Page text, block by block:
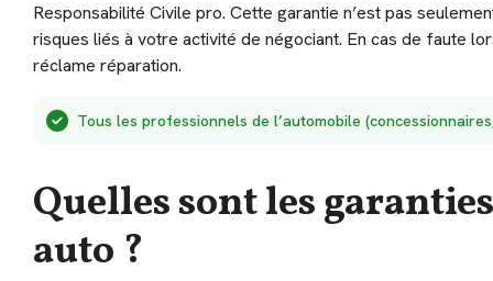
Responsabilité Civile pro. Cette garantie n’est pas
risques liés à votre activité de négociant. En cas de faute
réclame réparation.
Tous les professionnels de l’automobile
Quelles sont les
auto ?